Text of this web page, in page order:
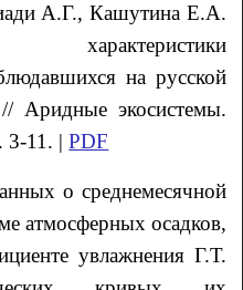
А.Г., Кашутина Е.А.
характеристики
на русской
Аридные экосистемы.
3-11. |PDF
о среднемесячной
атмосферных осадков,
увлажнения Г.Т.